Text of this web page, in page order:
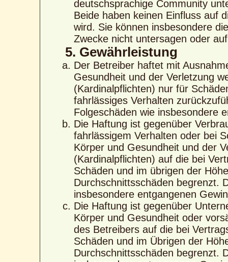
deutschsprachige Community
Beide haben keinen Einfluss auf
wird. Sie können insbesondere
Zwecke nicht untersagen oder
5. Gewährleistung
Der Betreiber haftet mit
Gesundheit und der Verletzung
(Kardinalpflichten) nur für
fahrlässiges Verhalten
Folgeschäden wie insbesondere
Die Haftung ist gegenüber
fahrlässigem Verhalten oder bei
Körper und Gesundheit und der
(Kardinalpflichten) auf die bei
Schäden und im übrigen der
Durchschnittsschäden begrenzt.
insbesondere entgangenen
Die Haftung ist gegenüber
Körper und Gesundheit oder
des Betreibers auf die bei
Schäden und im Übrigen der
Durchschnittsschäden begrenzt.